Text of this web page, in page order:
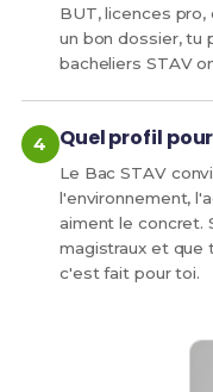
BUT, licences
un bon dossier, tu
bacheliers STAV
Quel profil
Le Bac STAV
l'environnement,
aiment le concret.
magistraux et que
c'est fait pour toi.